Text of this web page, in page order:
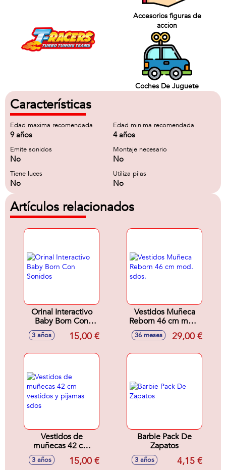
Accesorios figuras de
accion
Coches De Juguete
Características
Edad maxima recomendada
9 años
Edad minima recomendada
4 años
Emite sonidos
No
Montaje necesario
No
Tiene luces
No
Utiliza pilas
No
Artículos relacionados
Orinal Interactivo
Baby Born Con
Sonidos
3 años 15,00 €
Vestidos Muñeca
Reborn 46 cm mod.
sdos.
36 meses 29,00 €
Vestidos de
muñecas 42 cm
vestidos y pijamas
sdos
3 años 15,00 €
Barbie Pack De
Zapatos
3 años 4,15 €